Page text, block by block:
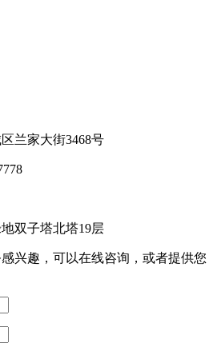
兰家大街3468号
双子塔北塔19层
兴趣，可以在线咨询，或者提供您